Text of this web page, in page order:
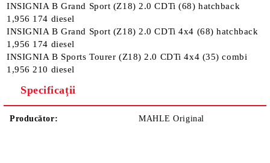
INSIGNIA B Grand Sport (Z18) 2.0 CDTi (68) hatchback
1,956 174 diesel
INSIGNIA B Grand Sport (Z18) 2.0 CDTi 4x4 (68) hatchback
1,956 174 diesel
INSIGNIA B Sports Tourer (Z18) 2.0 CDTi 4x4 (35) combi
1,956 210 diesel
Specificații
Producător: MAHLE Original